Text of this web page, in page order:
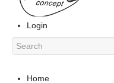
Login
Home